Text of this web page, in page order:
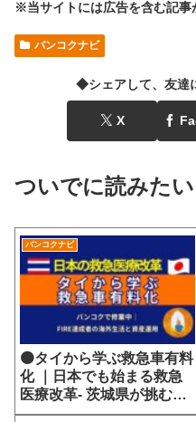
※当サイトには広告を含む記事
バンコクナビ
◆シェアして、友達
X
ついでに読みたい
バンコクナビ
🟠タイから学ぶ救急車有料
化 ｜日本でも始まる救急
医療改革- 茨城県が挑む
7700円の選定療養費が示